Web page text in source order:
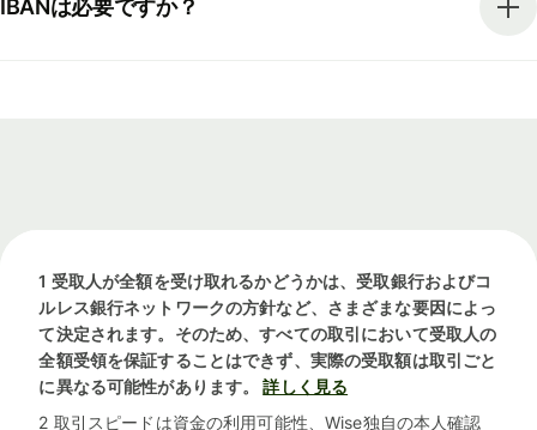
IBANは必要ですか？
1 受取人が全額を受け取れるかどうかは、受取銀行およびコ
ルレス銀行ネットワークの方針など、さまざまな要因によっ
て決定されます。そのため、すべての取引において受取人の
全額受領を保証することはできず、実際の受取額は取引ごと
に異なる可能性があります。
詳しく見る
2 取引スピードは資金の利用可能性、Wise独自の本人確認